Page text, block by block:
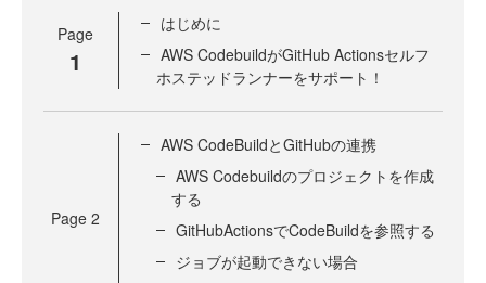
Page
1
はじめに
AWS CodebuildがGitHub Actionsセルフ
ホステッドランナーをサポート！
Page 2
AWS CodeBuildとGitHubの連携
AWS Codebuildのプロジェクトを作成
する
GitHubActionsでCodeBuildを参照する
ジョブが起動できない場合